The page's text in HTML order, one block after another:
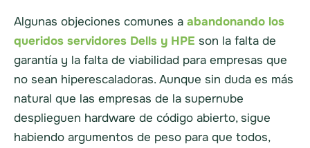
Algunas objeciones comunes a abandonando los
queridos servidores Dells y HPE son la falta de
garantía y la falta de viabilidad para empresas que
no sean hiperescaladoras. Aunque sin duda es más
natural que las empresas de la supernube
desplieguen hardware de código abierto, sigue
habiendo argumentos de peso para que todos,